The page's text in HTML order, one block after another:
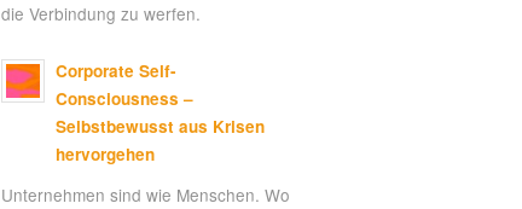
die Verbindung zu werfen.
Corporate Self-
Consciousness –
Selbstbewusst aus Krisen
hervorgehen
Unternehmen sind wie Menschen. Wo